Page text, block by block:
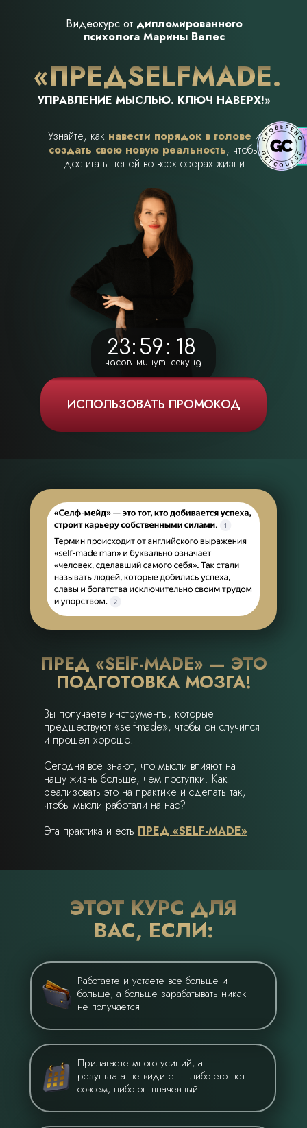
Видеокурс от дипломированного
психолога Марины Велес
Узнайте, как навести порядок в голове и
создать свою новую реальность, чтобы
достигать целей во всех сферах жизни
23
часов
: 59
минут
: 16
секунд
«ПРЕДSELFMADE.
УПРАВЛЕНИЕ МЫСЛЬЮ. КЛЮЧ НАВЕРХ!»
ИСПОЛЬЗОВАТЬ ПРОМОКОД
Вы получаете инструменты, которые
предшествуют «self-made», чтобы он случился
и прошел хорошо.
Сегодня все знают, что мысли влияют на
нашу жизнь больше, чем поступки. Как
реализовать это на практике и сделать так,
чтобы мысли работали на нас?
Эта практика и есть ПРЕД «SELF-MADE»
ПРЕД «SElF-MADE» — ЭТО
ПОДГОТОВКА МОЗГА!
ЭТОТ КУРС ДЛЯ
ВАС, ЕСЛИ:
Работаете и устаете все больше и
больше, а больше зарабатывать никак
не получается
Прилагаете много усилий, а
результата не видите — либо его нет
совсем, либо он плачевный